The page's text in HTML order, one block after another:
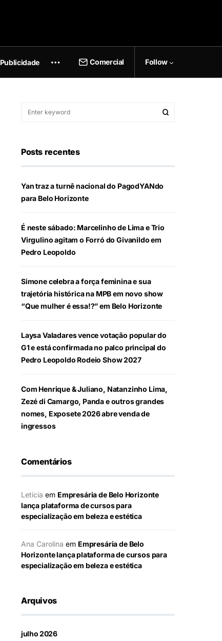
Publicidade Comercial Follow
Posts recentes
Yan traz a turnê nacional do PagodYANdo
para Belo Horizonte
É neste sábado: Marcelinho de Lima e Trio
Virgulino agitam o Forró do Givanildo em
Pedro Leopoldo
Simone celebra a força feminina e sua
trajetória histórica na MPB em novo show
“Que mulher é essa!?” em Belo Horizonte
Laysa Valadares vence votação popular do
G1 e está confirmada no palco principal do
Pedro Leopoldo Rodeio Show 2027
Com Henrique & Juliano, Natanzinho Lima,
Zezé di Camargo, Panda e outros grandes
nomes, Exposete 2026 abre venda de
ingressos
Comentários
Leticia em Empresária de Belo Horizonte
lança plataforma de cursos para
especialização em beleza e estética
Ana Carolina em Empresária de Belo
Horizonte lança plataforma de cursos para
especialização em beleza e estética
Arquivos
julho 2026